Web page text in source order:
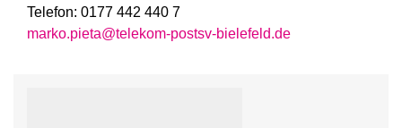
Telefon: 0177 442 440 7
marko.pieta@telekom-postsv-bielefeld.de